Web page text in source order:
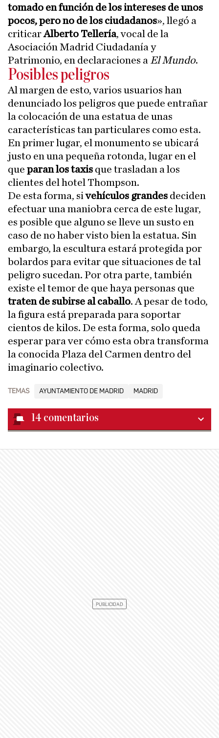
tomado en función de los intereses de unos
pocos, pero no de los ciudadanos», llegó a
criticarAlberto Tellería, vocal de la
Asociación Madrid Ciudadanía y
Patrimonio, en declaraciones a El Mundo.
Posibles peligros
Al margen de esto, varios usuarios han
denunciado los peligros que puede entrañar
la colocación de una estatua de unas
características tan particulares como esta.
En primer lugar, el monumento se ubicará
justo en una pequeña rotonda, lugar en el
que paran los taxis que trasladan a los
clientes del hotel Thompson.
De esta forma, sivehículos grandes deciden
efectuar una maniobra cerca de este lugar,
es posible que alguno se lleve un susto en
caso de no haber visto bien la estatua. Sin
embargo, la escultura estará protegida por
bolardos para evitar que situaciones de tal
peligro sucedan. Por otra parte, también
existe el temor de que haya personas que
traten de subirse al caballo. A pesar de todo,
la figura está preparada para soportar
cientos de kilos. De esta forma, solo queda
esperar para ver cómo esta obra transforma
la conocida Plaza del Carmen dentro del
imaginario colectivo.
TEMAS AYUNTAMIENTO DE MADRID MADRID
14 comentarios